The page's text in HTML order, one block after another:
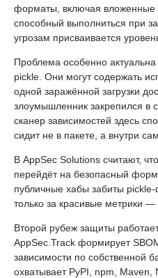
форматы, включая вложенные
способный выполниться при
угрозам присваивается
Проблема особенно
pickle. Они могут содержать
одной заражённой загрузки
злоумышленник закрепился в
сканер зависимостей здесь
сидит не в пакете, а внутри
В AppSec Solutions считают,
перейдёт на безопасный
публичные хабы забиты
только за красивые метрики —
Второй рубеж защиты
AppSec.Track формирует
зависимости по собственной
охватывает PyPI, npm, Maven,